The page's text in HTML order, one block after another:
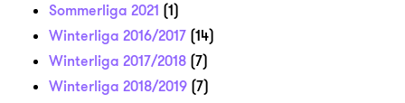
Sommerliga 2021 (1)
Winterliga 2016/2017 (14)
Winterliga 2017/2018 (7)
Winterliga 2018/2019 (7)